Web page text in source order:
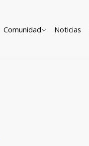
Comunidad Noticias